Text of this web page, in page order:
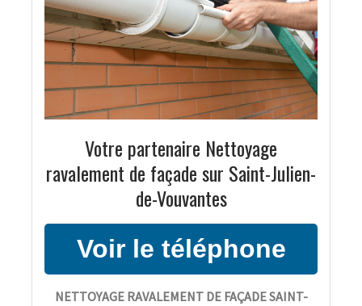
Votre partenaire Nettoyage
ravalement de façade sur Saint-Julien-
de-Vouvantes
NETTOYAGE RAVALEMENT DE FAÇADE SAINT-